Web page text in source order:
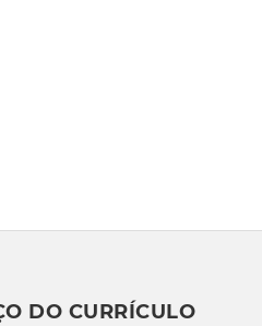
DO CURRÍCULO